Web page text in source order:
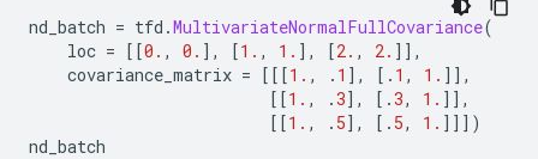
nd_batch = tfd .MultivariateNormalFullCovariance(
loc = [[0. , 0. ], [1. , 1. ], [2. , 2. ]],
covariance_matrix = [[[1. , . 1 ], [. 1 , 1. ]],
[[1. , .3], [.3, 1. ]],
[[1. , . 5], [. 5, 1. ]]])
nd_batch